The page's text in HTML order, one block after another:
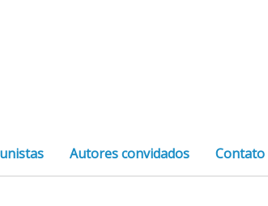
Autores convidados Contato